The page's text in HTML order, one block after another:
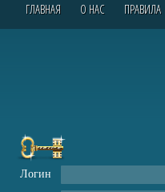
ГЛАВНАЯ О НАС ПРАВИЛА
Логин